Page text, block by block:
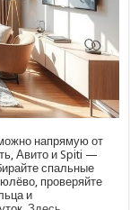
напрямую от
Авито и Spiti —
спальные
проверяйте
и